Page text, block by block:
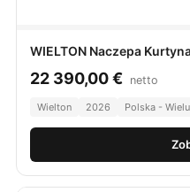
WIELTON Naczepa
22 390,00€ netto
Wielton 2026 Polska -